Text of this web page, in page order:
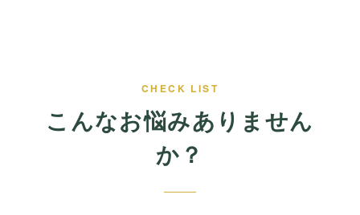
CHECK LIST
こんなお悩みありません
か？